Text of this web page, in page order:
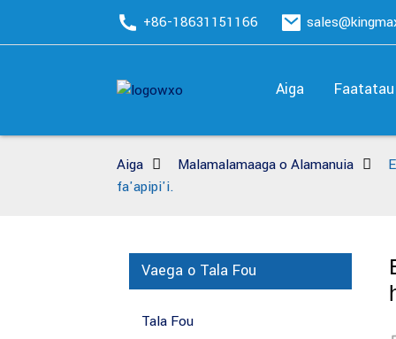
+86-18631151166
Aiga
Aiga Malamalamaaga o Alamanuia
fa'apipi'i.
Vaega o Tala Fou
Tala Fou